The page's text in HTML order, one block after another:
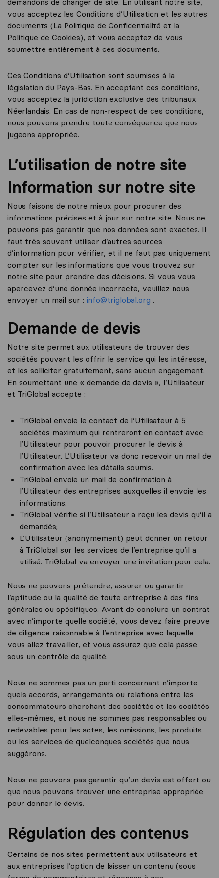
demandons de changer de site. En utilisant notre site,
vous acceptez les Conditions d’Utilisation et les autres
documents (La Politique de Confidentialité et la
Politique de Cookies), et vous acceptez de vous
soumettre entièrement à ces documents.
Ces Conditions d’Utilisation sont soumises à la
législation du Pays-Bas. En acceptant ces conditions,
vous acceptez la juridiction exclusive des tribunaux
Néerlandais. En cas de non-respect de ces conditions,
nous pouvons prendre toute conséquence que nous
jugeons appropriée.
L’utilisation de notre site
Information sur notre site
Nous faisons de notre mieux pour procurer des
informations précises et à jour sur notre site. Nous ne
pouvons pas garantir que nos données sont exactes. Il
faut très souvent utiliser d’autres sources
d’information pour vérifier, et il ne faut pas uniquement
compter sur les informations que vous trouvez sur
notre site pour prendre des décisions. Si vous vous
apercevez d’une donnée incorrecte, veuillez nous
envoyer un mail sur : info@triglobal.org .
Demande de devis
Notre site permet aux utilisateurs de trouver des
sociétés pouvant les offrir le service qui les intéresse,
et les solliciter gratuitement, sans aucun engagement.
En soumettant une « demande de devis », l’Utilisateur
et TriGlobal accepte :
TriGlobal envoie le contact de l’Utilisateur à 5
sociétés maximum qui rentreront en contact avec
l’Utilisateur pour pouvoir procurer le devis à
l’Utilisateur. L’Utilisateur va donc recevoir un mail de
confirmation avec les détails soumis.
TriGlobal envoie un mail de confirmation à
l’Utilisateur des entreprises auxquelles il envoie les
informations.
TriGlobal vérifie si l’Utilisateur a reçu les devis qu’il a
demandés;
L’Utilisateur (anonymement) peut donner un retour
à TriGlobal sur les services de l’entreprise qu’il a
utilisé. TriGlobal va envoyer une invitation pour cela.
Nous ne pouvons prétendre, assurer ou garantir
l’aptitude ou la qualité de toute entreprise à des fins
générales ou spécifiques. Avant de conclure un contrat
avec n’importe quelle société, vous devez faire preuve
de diligence raisonnable à l’entreprise avec laquelle
vous allez travailler, et vous assurez que cela passe
sous un contrôle de qualité.
Nous ne sommes pas un parti concernant n’importe
quels accords, arrangements ou relations entre les
consommateurs cherchant des sociétés et les sociétés
elles-mêmes, et nous ne sommes pas responsables ou
redevables pour les actes, les omissions, les produits
ou les services de quelconques sociétés que nous
suggérons.
Nous ne pouvons pas garantir qu’un devis est offert ou
que nous pouvons trouver une entreprise appropriée
pour donner le devis.
Régulation des contenus
Certains de nos sites permettent aux utilisateurs et
aux entreprises l’option de laisser un contenu (sous